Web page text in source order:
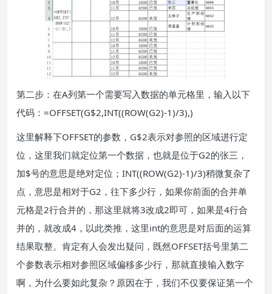
第二步：在A列第一个需要写入数据的单元格里，输入以下
代码：=OFFSET(G$2,INT((ROW(G2)-1)/3),)
这里解释下OFFSET的参数，G$2表示对参照的区域进行定
位，这里我们就定位第一个数据，也就是位于G2的张三，
加$号的意思是绝对定位；INT((ROW(G2)-1)/3)稍微复杂了
点，意思是相对于G2，往下多少行，如果你前面的合并单
元格是2行合并的，那这里就将3改成2即可，如果是4行合
并的，就改成4，以此类推，这里int的意思是对后面的运算
结果取整。肯定有人会发出疑问，既然OFFSET括号里第二
个参数表示相对参照区域偏移多少行，那就直接输入数字
啊，为什么要如此复杂？原因在于，我们不仅要保证第一个